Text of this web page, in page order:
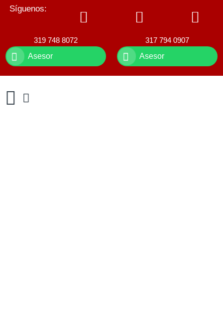
Síguenos:
319 748 8072
Asesor
317 794 0907
Asesor